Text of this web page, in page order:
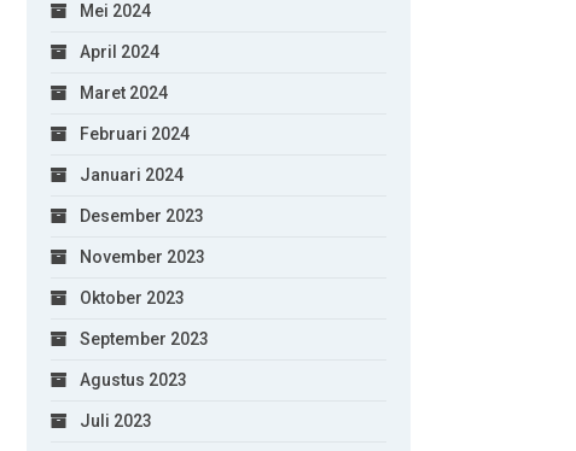
Mei 2024
April 2024
Maret 2024
Februari 2024
Januari 2024
Desember 2023
November 2023
Oktober 2023
September 2023
Agustus 2023
Juli 2023